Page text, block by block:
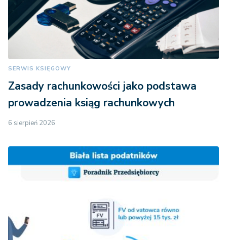
SERWIS KSIĘGOWY
Zasady rachunkowości jako podstawa
prowadzenia ksiąg rachunkowych
6 sierpień 2026